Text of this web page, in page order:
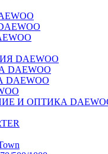
DAEWOO
И ОПТИКА